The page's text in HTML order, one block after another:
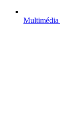
Multimédia